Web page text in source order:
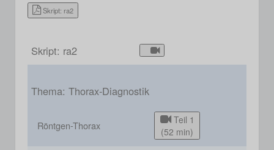
Skript: ra2
Skript: ra2
Thema: Thorax-Diagnostik
Röntgen-Thorax
Teil 1
(52 min)